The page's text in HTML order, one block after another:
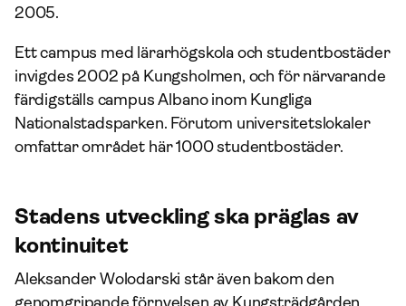
2005.
Ett campus med lärarhögskola och studentbostäder
invigdes 2002 på Kungsholmen, och för närvarande
färdigställs campus Albano inom Kungliga
Nationalstadsparken. Förutom universitetslokaler
omfattar området här 1000 studentbostäder.
Stadens utveckling ska präglas av
kontinuitet
Aleksander Wolodarski står även bakom den